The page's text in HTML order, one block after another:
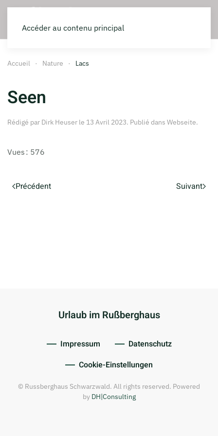
Accéder au contenu principal
Accueil Nature Lacs
Seen
Rédigé par Dirk Heuser le 13 Avril 2023. Publié dans Webseite.
Vues : 576
Précédent Suivant
Urlaub im Rußberghaus
Impressum
Datenschutz
Cookie-Einstellungen
© Russberghaus Schwarzwald. All rights reserved. Powered
by DH|Consulting